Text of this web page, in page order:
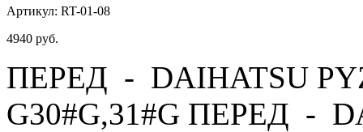
Артикул: RT-01-08
4940 руб.
ПЕРЕД - DAIHATSU
G30#G,31#G ПЕРЕД -